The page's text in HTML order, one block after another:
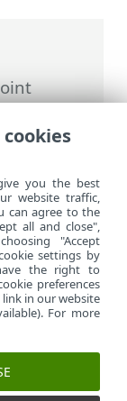
>
>
you the best
website traffic,
can agree to the
all and close",
"Accept
settings by
the right to
preferences
in our website
For more